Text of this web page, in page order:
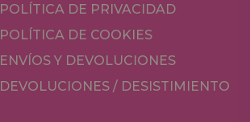
POLÍTICA DE PRIVACIDAD
POLÍTICA DE COOKIES
ENVÍOS Y DEVOLUCIONES
DEVOLUCIONES / DESISTIMIENTO